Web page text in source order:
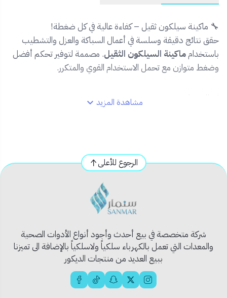
🔧 ماكينة سيلكون ثقيل – كفاءة عالية في كل ضغطة!
حقق نتائج دقيقة وسلسة في أعمال السباكة والعزل والتشطيب
باستخدامماكينة السيلكون الثقيل. مصممة لتوفير تحكم أفضل
وضغط متوازن مع تحمل الاستخدام القوي والمتكرر.
⚙️مناسبة لجميع عبوات السيليكون القياسية280 مل
لون أصفر واضحيسهل إيجاده في موقع العمل
🎯 الاستخدام المثالي:
أعمال العزل والسباكة
تثبيت الزجاج والمرايا
تشطيبات السيلكون في الزوايا
مشاهدة المزيد
الرجوع للأعلى
شركة متخصصة في بيع أحدث وأجود أنواع الأدوات الصحية
والمعدات التي تعمل بالكهرباء سلكياً ولاسلكياً بالإضافة الى تميزنا
ببيع العديد من منتجات الديكور